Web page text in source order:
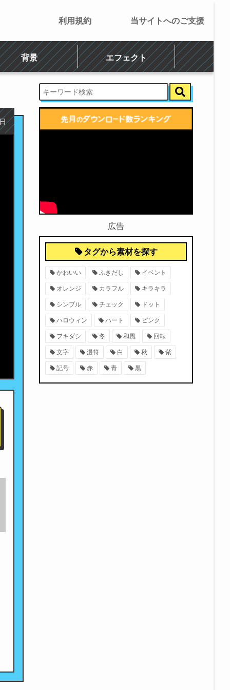
背景 エフェクト
利用規約 当サイトへのご支援
広告
タグから素材を探す
かわいい ふきだし イベント
オレンジ カラフル キラキラ
シンプル チェック ドット
ハロウィン ハート ピンク
フキダシ 冬 和風 回転
文字 漫符 白 秋 紫
記号 赤 青 黒